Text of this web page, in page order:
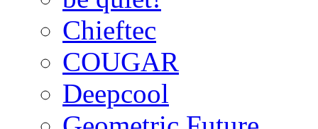
Chieftec
COUGAR
Deepcool